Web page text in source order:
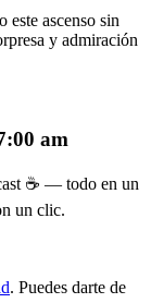
este ascenso sin
y admiración
am
☕ — todo en un
un clic.
. Puedes darte de